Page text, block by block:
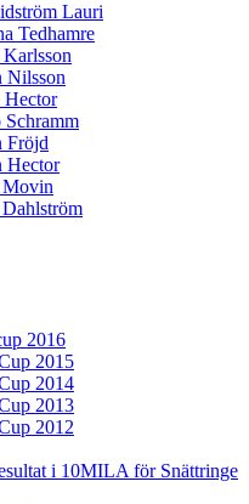
Lauri
Tedhamre
Nilsson
Hector
Schramm
Fröjd
Hector
Movin
2016
2015
2014
2013
2012
i 10MILA för Snättringe